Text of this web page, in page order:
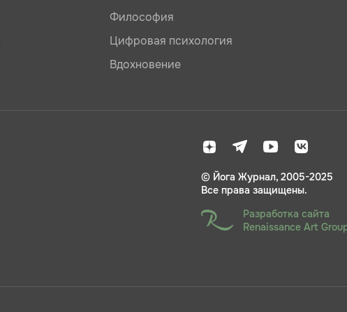
Философия
Цифровая психология
Вдохновение
© Йога Журнал, 2005-2025
Все права защищены.
Разработка сайта
Renaissance Art